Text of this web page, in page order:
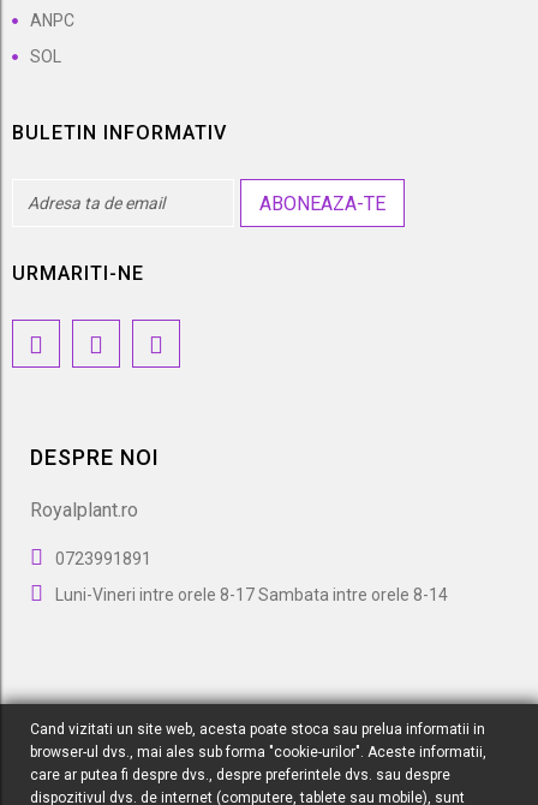
ANPC
SOL
BULETIN INFORMATIV
ABONEAZA-TE
URMARITI-NE
DESPRE NOI
Royalplant.ro
0723991891
Luni-Vineri intre orele 8-17 Sambata intre orele 8-14
Cand vizitati un site web, acesta poate stoca sau prelua informatii in
browser-ul dvs., mai ales sub forma "cookie-urilor". Aceste informatii,
care ar putea fi despre dvs., despre preferintele dvs. sau despre
dispozitivul dvs. de internet (computere, tablete sau mobile), sunt